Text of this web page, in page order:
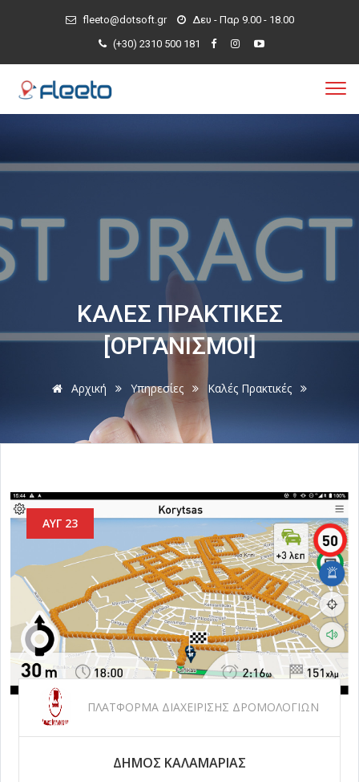
fleeto@dotsoft.gr
Δευ - Παρ 9.00 - 18.00
(+30) 2310 500 181
ΚΑΛΕΣ ΠΡΑΚΤΙΚΕΣ
[ΟΡΓΑΝΙΣΜΟΙ]
Αρχική Υπηρεσίες Καλές Πρακτικές
ΑΥΓ 23
ΠΛΑΤΦΟΡΜΑ ΔΙΑΧΕΙΡΙΣΗΣ ΔΡΟΜΟΛΟΓΙΩΝ
ΔΗΜΟΣ ΚΑΛΑΜΑΡΙΑΣ